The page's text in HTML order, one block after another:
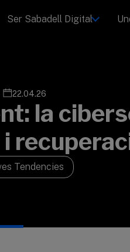
Ser Sabadell Digital
22.04.26
la
Tendencies